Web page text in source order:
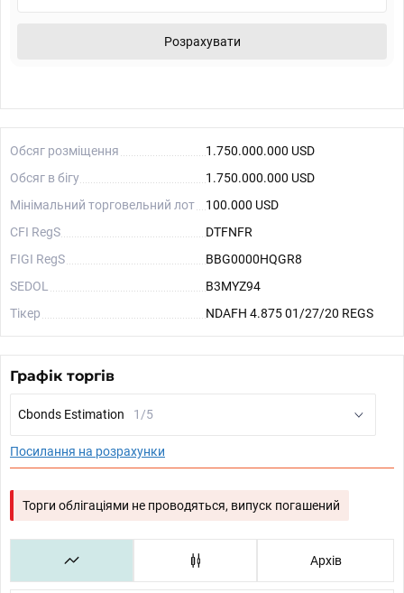
Розрахувати
Обсяг розміщення
1.750.000.000 USD
Обсяг в бігу
1.750.000.000 USD
Мінімальний торговельний лот
100.000 USD
CFI RegS
DTFNFR
FIGI RegS
BBG0000HQGR8
SEDOL
B3MYZ94
Тікер
NDAFH 4.875 01/27/20 REGS
Графік торгів
Cbonds Estimation 1/5
Посилання на розрахунки
Торги облігаціями не проводяться, випуск погашений
Архів